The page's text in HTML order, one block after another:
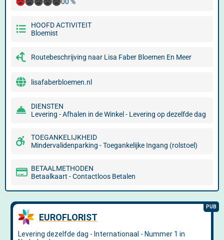
HOOFD ACTIVITEIT
Bloemist
Routebeschrijving naar Lisa Faber Bloemen En Meer
lisafaberbloemen.nl
DIENSTEN
Levering - Afhalen in de Winkel - Levering op dezelfde dag
TOEGANKELIJKHEID
Mindervalidenparking - Toegankelijke Ingang (rolstoel)
BETAALMETHODEN
Betaalkaart - Contactloos Betalen